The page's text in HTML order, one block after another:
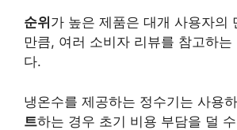
순위 가 높은 제품은 대개 사용자의
만큼, 여러 소비자 리뷰를 참고하는
다.
냉온수를 제공하는 정수기는 사용
트하는 경우 초기 비용 부담을 덜